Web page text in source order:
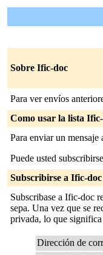
Sobre Ific-doc
Para ver envíos
Como usar la lista
Para enviar un
Puede usted
Subscribirse a Ific-doc
Subscribase a Ific-doc
sepa. Una vez que se
privada, lo que significa
Dirección de